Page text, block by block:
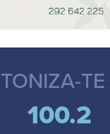
TE
100.2